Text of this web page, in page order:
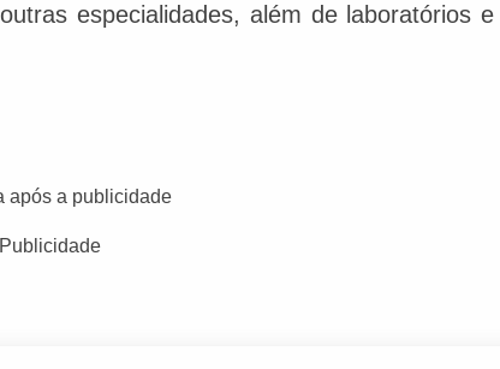
especialidades, além de laboratórios
após a publicidade
Publicidade